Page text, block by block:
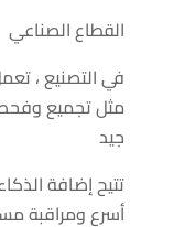
القطاع الصناعي
في التصنيع ،
مثل تجميع
جيد
أسرع ومراقبة